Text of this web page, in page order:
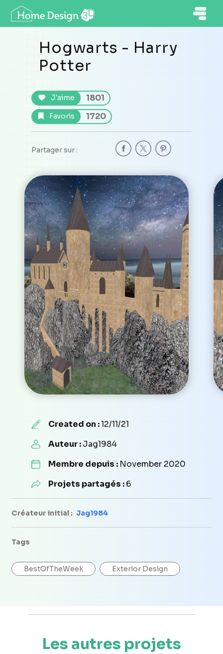
Hogwarts - Harry
Potter
J'aime 1801
Favoris 1720
Partager sur :
Created on :12/11/21
Auteur :Jag1984
Membre depuis : November 2020
Projets partagés :6
Créateur initial : Jag1984
Tags
BestOfTheWeek Exterior Design
Les autres projets